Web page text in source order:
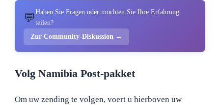
💬 Haben Sie Fragen oder möchten Sie Ihre Erfahrung
teilen?
Zur Community-Diskussion →
Volg Namibia Post-pakket
Om uw zending te volgen, voert u hierboven uw